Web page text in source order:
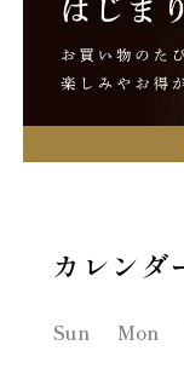
Sun Mon